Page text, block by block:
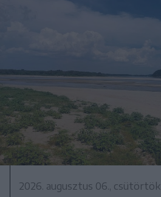
2026. augusztus 06., csütörtök